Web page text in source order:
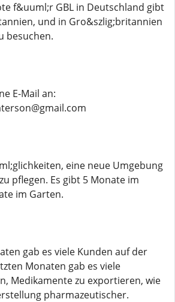
f&uuml;r GBL in Deutschland gibt
und in Gro&szlig;britannien
besuchen.
E-Mail an:
eine neue Umgebung
pflegen. Es gibt 5 Monate im
im Garten.
gab es viele Kunden auf der
Monaten gab es viele
Medikamente zu exportieren, wie
pharmazeutischer.